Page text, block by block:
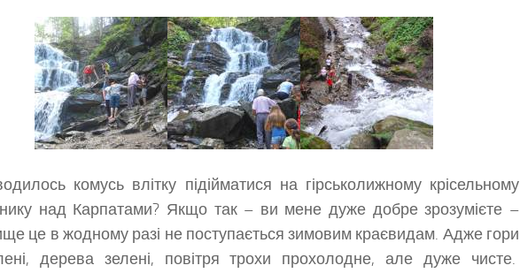
комусь влітку підійматися на гірськолижному крісельному
над Карпатами? Якщо так – ви мене дуже добре зрозумієте –
це в жодному разі не поступається зимовим краєвидам. Адже гори
дерева зелені, повітря трохи прохолодне, але дуже чисте.